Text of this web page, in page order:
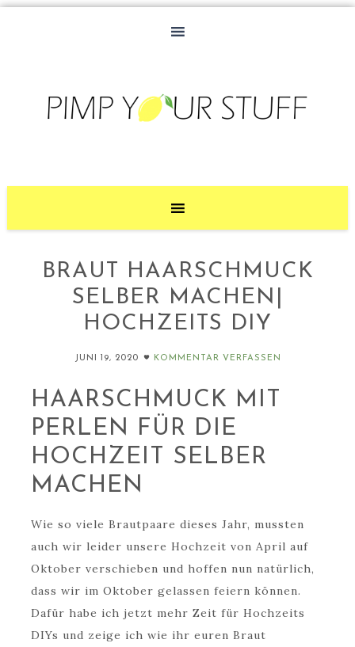
BRAUT HAARSCHMUCK
SELBER MACHEN|
HOCHZEITS DIY
JUNI 19, 2020 KOMMENTAR VERFASSEN
HAARSCHMUCK MIT
PERLEN FÜR DIE
HOCHZEIT SELBER
MACHEN
Wie so viele Brautpaare dieses Jahr, mussten
auch wir leider unsere Hochzeit von April auf
Oktober verschieben und hoffen nun natürlich,
dass wir im Oktober gelassen feiern können.
Dafür habe ich jetzt mehr Zeit für Hochzeits
DIYs und zeige ich wie ihr euren Braut